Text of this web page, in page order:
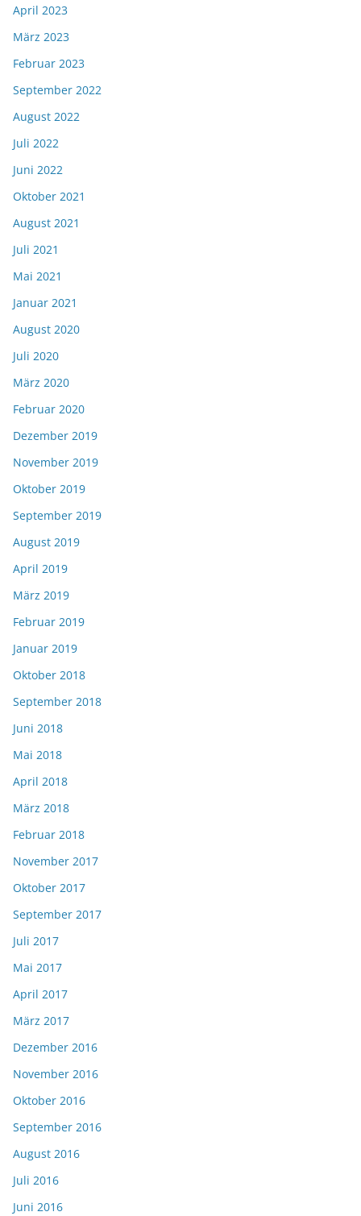
April 2023
März 2023
Februar 2023
September 2022
August 2022
Juli 2022
Juni 2022
Oktober 2021
August 2021
Juli 2021
Mai 2021
Januar 2021
August 2020
Juli 2020
März 2020
Februar 2020
Dezember 2019
November 2019
Oktober 2019
September 2019
August 2019
April 2019
März 2019
Februar 2019
Januar 2019
Oktober 2018
September 2018
Juni 2018
Mai 2018
April 2018
März 2018
Februar 2018
November 2017
Oktober 2017
September 2017
Juli 2017
Mai 2017
April 2017
März 2017
Dezember 2016
November 2016
Oktober 2016
September 2016
August 2016
Juli 2016
Juni 2016